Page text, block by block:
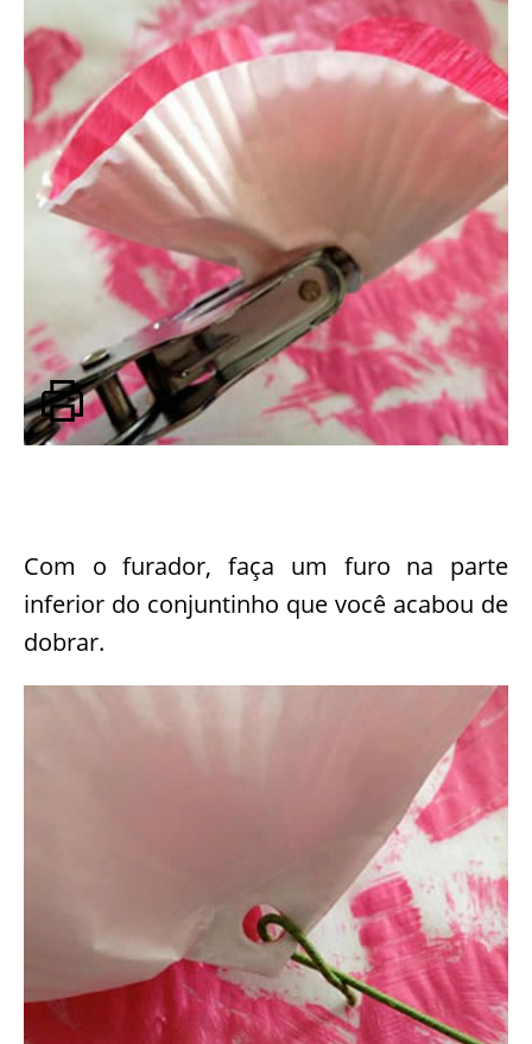
Com o furador, faça um furo na parte
inferior do conjuntinho que você acabou de
dobrar.